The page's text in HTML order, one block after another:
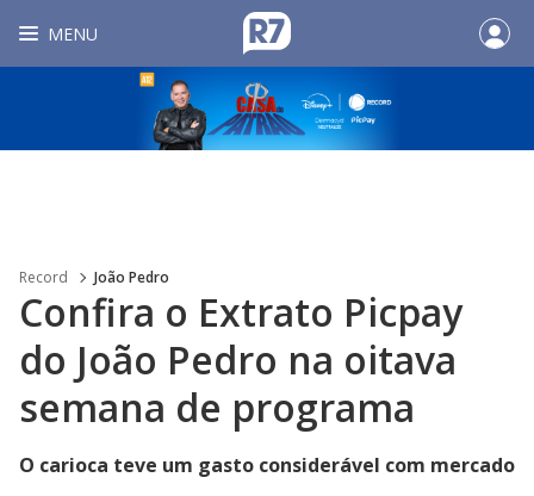
MENU
Record João Pedro
Confira o Extrato Picpay
do João Pedro na oitava
semana de programa
O carioca teve um gasto considerável com mercado